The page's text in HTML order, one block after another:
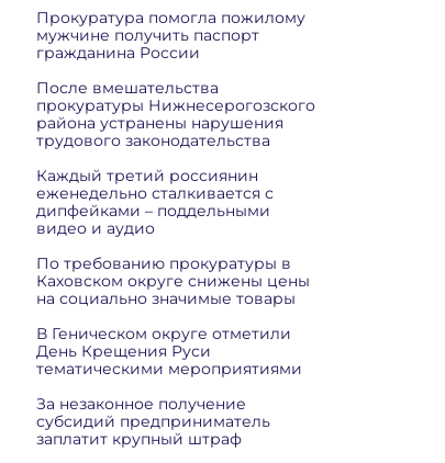
Прокуратура помогла пожилому
мужчине получить паспорт
гражданина России
После вмешательства
прокуратуры Нижнесерогозского
района устранены нарушения
трудового законодательства
Каждый третий россиянин
еженедельно сталкивается с
дипфейками – поддельными
видео и аудио
По требованию прокуратуры в
Каховском округе снижены цены
на социально значимые товары
В Геническом округе отметили
День Крещения Руси
тематическими мероприятиями
За незаконное получение
субсидий предприниматель
заплатит крупный штраф